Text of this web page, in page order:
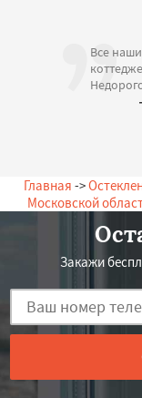
Все
Главная ->
Московской
Закажи